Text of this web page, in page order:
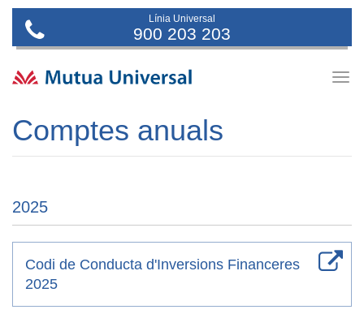
Línia Universal
900 203 203
Comptes anuals
2025
Codi de Conducta d'Inversions Financeres
2025